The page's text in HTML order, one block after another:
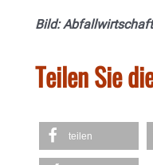
Bild:
Teilen Sie
teilen